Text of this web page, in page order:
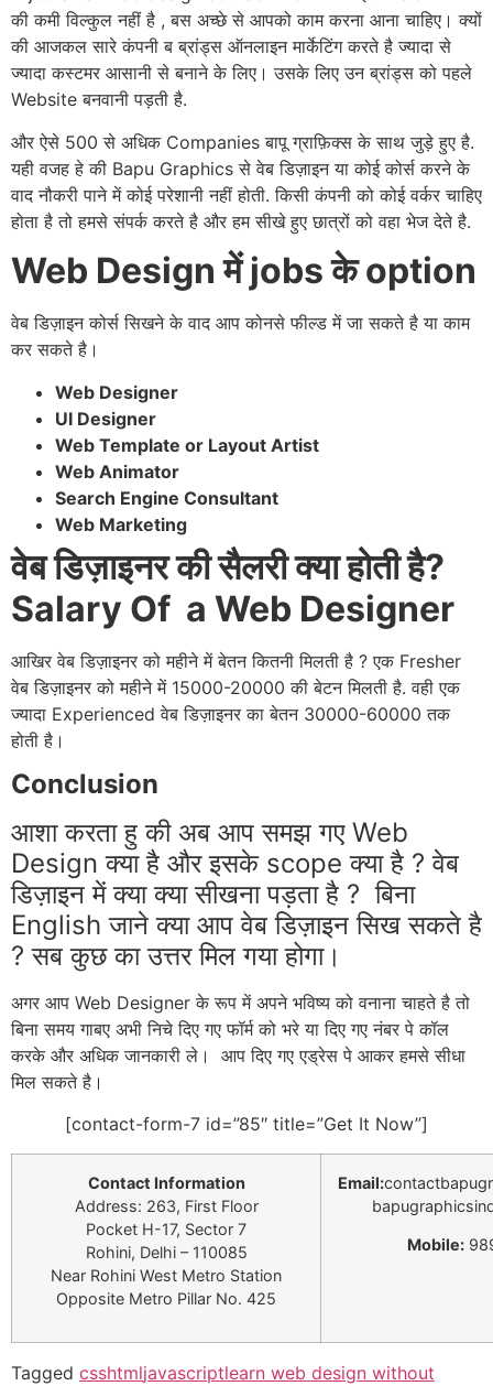
की कमी विल्कुल नहीं है , बस अच्छे से आपको काम करना आना चाहिए। क्यों
की आजकल सारे कंपनी ब ब्रांड्स ऑनलाइन मार्केटिंग करते है ज्यादा से
ज्यादा कस्टमर आसानी से बनाने के लिए। उसके लिए उन ब्रांड्स को पहले
Website बनवानी पड़ती है.
और ऐसे 500 से अधिक Companies बापू ग्राफ़िक्स के साथ जुड़े हुए है.
यही वजह हे की Bapu Graphics से वेब डिज़ाइन या कोई कोर्स करने के
वाद नौकरी पाने में कोई परेशानी नहीं होती. किसी कंपनी को कोई वर्कर चाहिए
होता है तो हमसे संपर्क करते है और हम सीखे हुए छात्रों को वहा भेज देते है.
Web Design में jobs के option
वेब डिज़ाइन कोर्स सिखने के वाद आप कोनसे फील्ड में जा सकते है या काम
कर सकते है।
Web Designer
UI Designer
Web Template or Layout Artist
Web Animator
Search Engine Consultant
Web Marketing
वेब डिज़ाइनर की सैलरी क्या होती है?
Salary Of a Web Designer
आखिर वेब डिज़ाइनर को महीने में बेतन कितनी मिलती है ? एक Fresher
वेब डिज़ाइनर को महीने में 15000-20000की बेटन मिलती है. वही एक
ज्यादा Experienced वेब डिज़ाइनर का बेतन 30000-60000 तक
होती है।
Conclusion
आशा करता हु की अब आप समझ गए Web
Design क्या है और इसके scope क्या है ? वेब
डिज़ाइन में क्या क्या सीखना पड़ता है ? बिना
English जाने क्या आप वेब डिज़ाइन सिख सकते है
? सब कुछ का उत्तर मिल गया होगा।
अगर आप Web Designer के रूप में अपने भविष्य को वनाना चाहते है तो
बिना समय गाबए अभी निचे दिए गए फॉर्म को भरे या दिए गए नंबर पे कॉल
करके और अधिक जानकारी ले। आप दिए गए एड्रेस पे आकर हमसे सीधा
मिल सकते है।
[contact-form-7 id=”85″ title=”Get It Now”]
Contact Information
Address: 263, First Floor
Pocket H-17, Sector 7
Rohini, Delhi – 110085
Near Rohini West Metro Station
Opposite Metro Pillar No. 425
Email:
Mobile:
Tagged csshtmljavascriptlearn web design without